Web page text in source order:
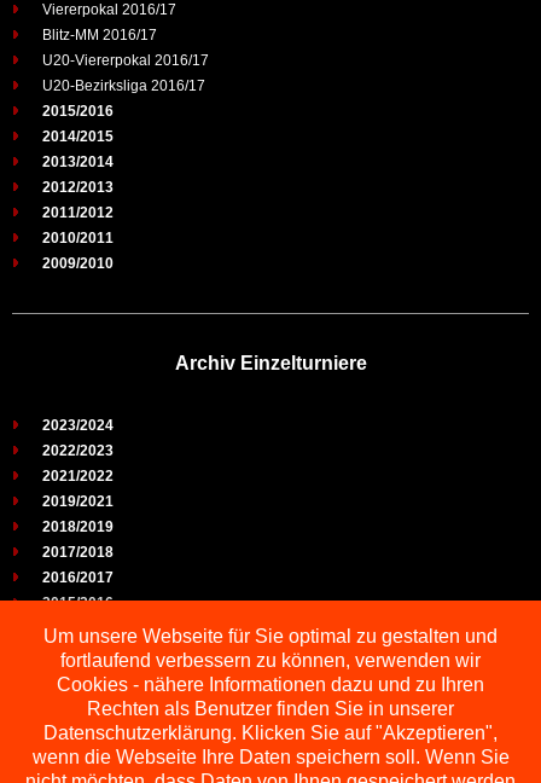
Viererpokal 2016/17
Blitz-MM 2016/17
U20-Viererpokal 2016/17
U20-Bezirksliga 2016/17
2015/2016
2014/2015
2013/2014
2012/2013
2011/2012
2010/2011
2009/2010
Archiv Einzelturniere
2023/2024
2022/2023
2021/2022
2019/2021
2018/2019
2017/2018
2016/2017
2015/2016
2014/2015
2013/2014
2012/2013
2011/2012
2010/2011
2009/2010
Um unsere Webseite für Sie optimal zu gestalten und
fortlaufend verbessern zu können, verwenden wir
Cookies - nähere Informationen dazu und zu Ihren
Rechten als Benutzer finden Sie in unserer
Datenschutzerklärung. Klicken Sie auf "Akzeptieren",
wenn die Webseite Ihre Daten speichern soll. Wenn Sie